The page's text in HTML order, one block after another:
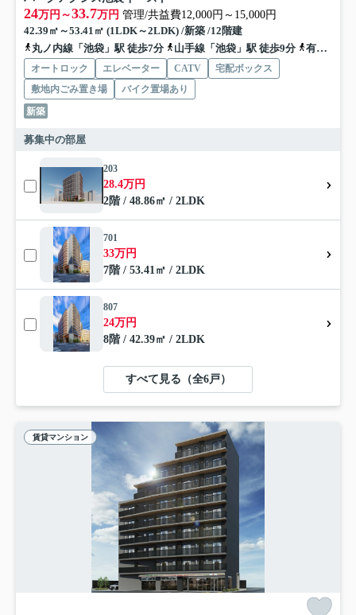
24万円～33.7万円 管理/共益費12,000円～15,000円
42.39㎡～53.41㎡ (1LDK～2LDK) /新築 /12階建
丸ノ内線「池袋」駅 徒歩7分
山手線「池袋」駅 徒歩9分 有楽町線「東池袋」駅 徒歩8分
オートロック エレベーター CATV
宅配ボックス
敷地内ごみ置き場
バイク置場あり
新築
募集中の部屋
203
28.4万円
2階 / 48.86㎡ / 2LDK
701
33万円
7階 / 53.41㎡ / 2LDK
807
24万円
8階 / 42.39㎡ / 2LDK
すべて見る（全6戸）
賃貸マンション